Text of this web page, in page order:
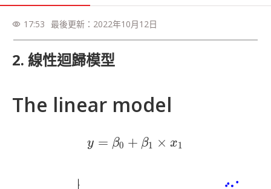
visibility 17:53 最後更新： 2022年10月12日
2. 線性迴歸模型
The linear model
y = β0 + β1 × x1